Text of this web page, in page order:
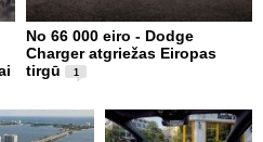
No 66 000 eiro - Dodge
Charger atgriežas Eiropas
tirgū
1